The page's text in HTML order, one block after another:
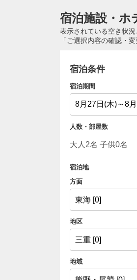
宿泊施設・ホ
表示されている空き状
「ご選択内容の確認・
宿泊条件
宿泊期間
人数・部屋数
宿泊地
方面
地区
地域